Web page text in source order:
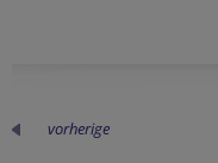
vorherige